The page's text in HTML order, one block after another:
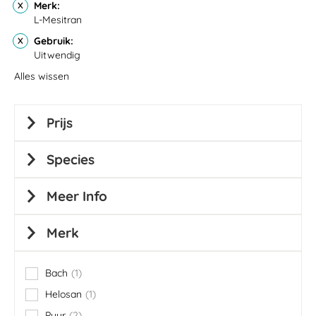
Merk
L-Mesitran
Gebruik
Uitwendig
Alles wissen
Prijs
Species
Meer Info
Merk
Bach 1
item
Helosan
1
item